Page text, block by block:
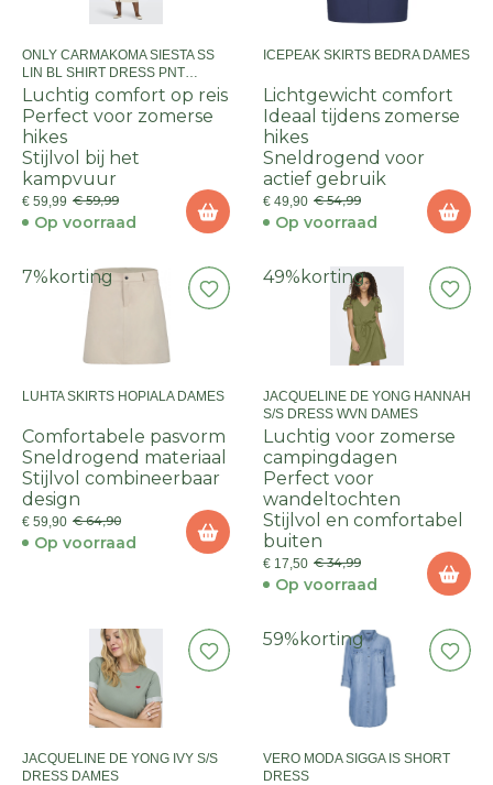
ONLY CARMAKOMA SIESTA SS
LIN BL SHIRT DRESS PNT
DAMES
Luchtig comfort op reis
Perfect voor zomerse
hikes
Stijlvol bij het
kampvuur
€ 59,99 € 59,99
Op voorraad
ICEPEAK SKIRTS BEDRA DAMES
Lichtgewicht comfort
Ideaal tijdens zomerse
hikes
Sneldrogend voor
actief gebruik
€ 49,90 € 54,99
Op voorraad
7% korting
LUHTA SKIRTS HOPIALA DAMES
Comfortabele pasvorm
Sneldrogend materiaal
Stijlvol combineerbaar
design
€ 59,90 € 64,90
Op voorraad
49% korting
JACQUELINE DE YONG HANNAH
S/S DRESS WVN DAMES
Luchtig voor zomerse
campingdagen
Perfect voor
wandeltochten
Stijlvol en comfortabel
buiten
€ 17,50 € 34,99
Op voorraad
JACQUELINE DE YONG IVY S/S
DRESS DAMES
59% korting
VERO MODA SIGGA IS SHORT
DRESS